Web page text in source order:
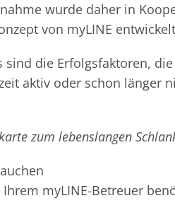
wurde daher in
von myLINE
die Erfolgsfaktoren, die
aktiv oder schon länger
zum lebenslangen
myLINE-Betreuer